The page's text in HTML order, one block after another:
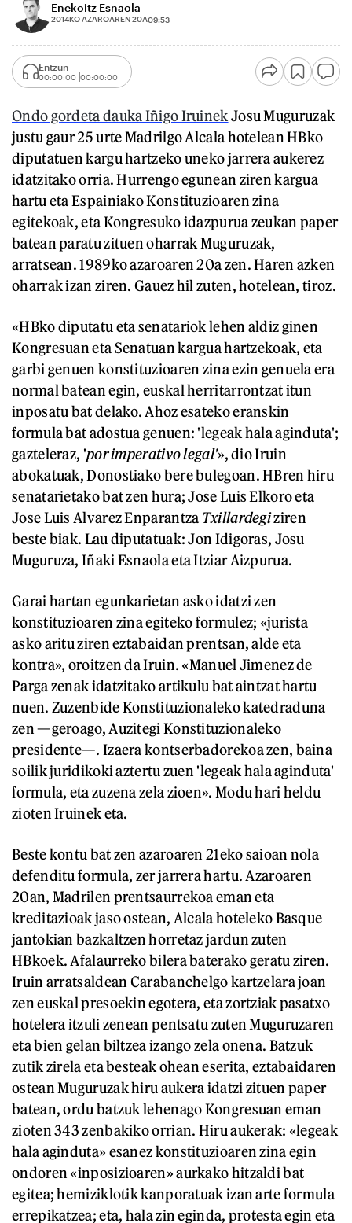
Enekoitz Esnaola
2014KO AZAROAREN 20A09:53
Entzun
00:00:00 00:00:00
Ondo gordeta dauka Iñigo IruinekJosu Muguruzak
justu gaur 25 urte Madrilgo Alcala hotelean HBko
diputatuen kargu hartzeko uneko jarrera aukerez
idatzitako orria. Hurrengo egunean ziren kargua
hartu eta Espainiako Konstituzioaren zina
egitekoak, eta Kongresuko idazpurua zeukan paper
batean paratu zituen oharrak Muguruzak,
arratsean. 1989ko azaroaren 20a zen. Haren azken
oharrak izan ziren. Gauez hil zuten, hotelean, tiroz.
«HBko diputatu eta senatariok lehen aldiz ginen
Kongresuan eta Senatuan kargua hartzekoak, eta
garbi genuen konstituzioaren zina ezin genuela era
normal batean egin, euskal herritarrontzat itun
inposatu bat delako. Ahoz esateko eranskin
formula bat adostua genuen: 'legeak hala aginduta';
gazteleraz, 'por imperativo legal'», dio Iruin
abokatuak, Donostiako bere bulegoan. HBren hiru
senatarietako bat zen hura; Jose Luis Elkoro eta
Jose Luis Alvarez Enparantza Txillardegiziren
beste biak. Lau diputatuak: Jon Idigoras, Josu
Muguruza, Iñaki Esnaola eta Itziar Aizpurua.
Garai hartan egunkarietan asko idatzi zen
konstituzioaren zina egiteko formulez; «jurista
asko aritu ziren eztabaidan prentsan, alde eta
kontra», oroitzen da Iruin. «Manuel Jimenez de
Parga zenak idatzitako artikulu bat aintzat hartu
nuen. Zuzenbide Konstituzionaleko katedraduna
zen —geroago, Auzitegi Konstituzionaleko
presidente—. Izaera kontserbadorekoa zen, baina
soilik juridikoki aztertu zuen 'legeak hala aginduta'
formula, eta zuzena zela zioen». Modu hari heldu
zioten Iruinek eta.
Beste kontu bat zen azaroaren 21eko saioan nola
defenditu formula, zer jarrera hartu. Azaroaren
20an, Madrilen prentsaurrekoa eman eta
kreditazioak jaso ostean, Alcala hoteleko Basque
jantokian bazkaltzen horretaz jardun zuten
HBkoek. Afalaurreko bilera baterako geratu ziren.
Iruin arratsaldean Carabanchelgo kartzelara joan
zen euskal presoekin egotera, eta zortziak pasatxo
hotelera itzuli zenean pentsatu zuten Muguruzaren
eta bien gelan biltzea izango zela onena. Batzuk
zutik zirela eta besteak ohean eserita, eztabaidaren
ostean Muguruzak hiru aukera idatzi zituen paper
batean, ordu batzuk lehenago Kongresuan eman
zioten 343 zenbakiko orrian. Hiru aukerak: «legeak
hala aginduta» esanez konstituzioaren zina egin
ondoren «inposizioaren» aurkako hitzaldi bat
egitea; hemiziklotik kanporatuak izan arte formula
errepikatzea; eta, hala zin eginda, protesta egin eta